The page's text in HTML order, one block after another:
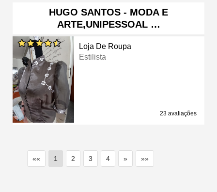
HUGO SANTOS - MODA E
ARTE,UNIPESSOAL …
Loja De Roupa
Estilista
23 avaliações
«« 1 2 3 4 » »»